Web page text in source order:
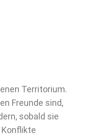
Territorium.
Freunde sind,
sobald sie